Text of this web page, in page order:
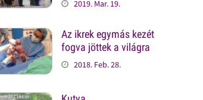
2019. Mar. 19.
Az ikrek egymás kezét
fogva jöttek a világra
2018. Feb. 28.